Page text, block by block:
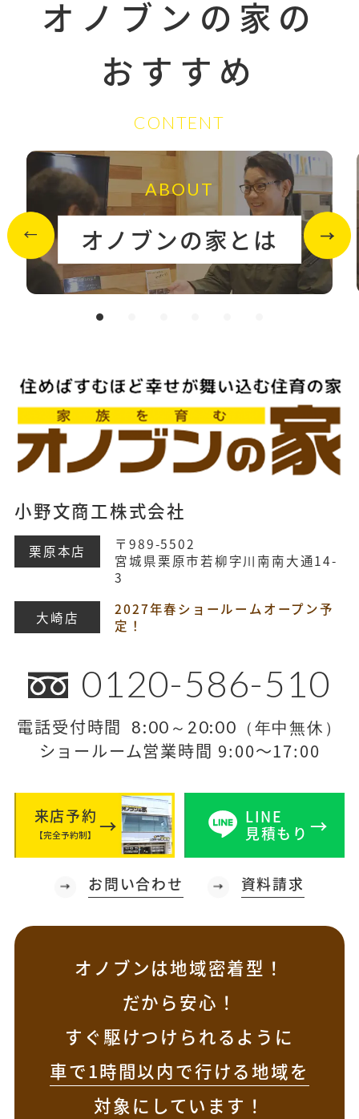
オノブンの家の
おすすめ
CONTENT
ABOUT
オノブンの家とは
小野文商工株式会社
栗原本店
〒989-5502
宮城県栗原市若柳字川南南大通14-
3
大崎店
2027年春ショールームオープン予
定！
0120-586-510
電話受付時間 8:00～20:00（年中無休）
ショールーム営業時間 9:00～17:00
来店予約
【完全予約制】
LINE
見積もり
お問い合わせ 資料請求
オノブンは地域密着型！
だから安心！
すぐ駆けつけられるように
車で1時間以内で行ける地域を
対象にしています！